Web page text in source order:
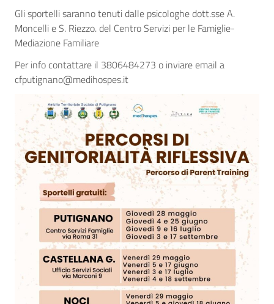
Gli sportelli saranno tenuti dalle psicologhe dott.sse A.
Moncelli e S. Riezzo. del Centro Servizi per le Famiglie-
Mediazione Familiare
Per info contattare il 3806484273 o inviare email a
cfputignano@medihospes.it